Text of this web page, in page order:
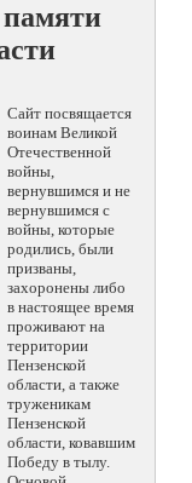
памяти
Сайт посвящается
воинам Великой
Отечественной
войны,
вернувшимся и не
вернувшимся с
войны, которые
родились, были
призваны,
захоронены либо
в настоящее время
проживают на
территории
Пензенской
области, а также
труженикам
Пензенской
области, ковавшим
Победу в тылу.